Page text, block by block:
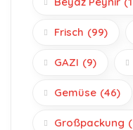
Frisch (99)
GAZI (9)
Gemüse (46)
Großpackung